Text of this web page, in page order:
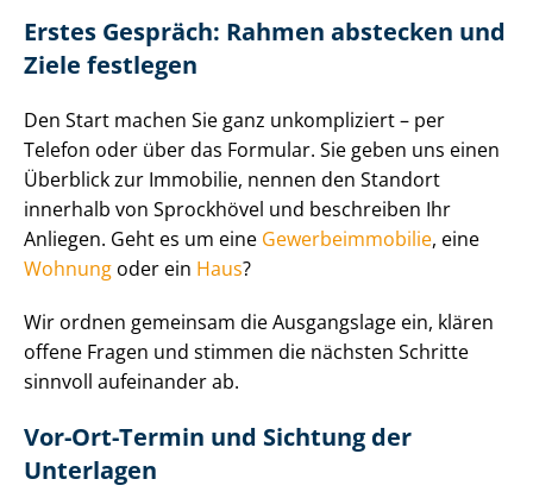
Erstes Gespräch: Rahmen abstecken und
Ziele festlegen
Den Start machen Sie ganz unkompliziert – per
Telefon oder über das Formular. Sie geben uns einen
Überblick zur Immobilie, nennen den Standort
innerhalb von Sprockhövel und beschreiben Ihr
Anliegen. Geht es um eine Ge­wer­be­im­mo­bi­lie, eine
Wohnung oder ein Haus?
Wir ordnen gemeinsam die Ausgangslage ein, klären
offene Fragen und stimmen die nächsten Schritte
sinnvoll aufeinander ab.
Vor-Ort-Termin und Sichtung der
Unterlagen